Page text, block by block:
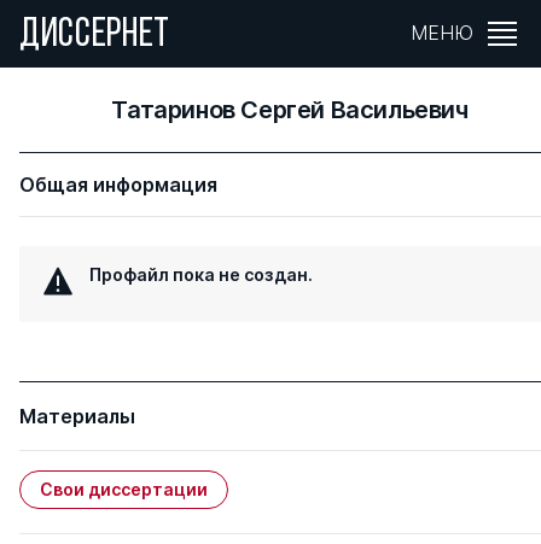
ДИССЕРНЕТ МЕНЮ
Татаринов Сергей Васильевич
Общая информация
Профайл пока не создан.
Материалы
Свои диссертации